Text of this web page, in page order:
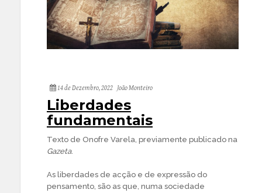
14 de Dezembro, 2022 João Monteiro
Liberdades
fundamentais
Texto de Onofre Varela, previamente publicado na
Gazeta.
As liberdades de acção e de expressão do
pensamento, são as que, numa sociedade